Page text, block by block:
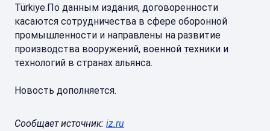
Türkiye.По данным издания, договоренности
касаются сотрудничества в сфере оборонной
промышленности и направлены на развитие
производства вооружений, военной техники и
технологий в странах альянса.
Новость дополняется.
Сообщает источник: iz.ru